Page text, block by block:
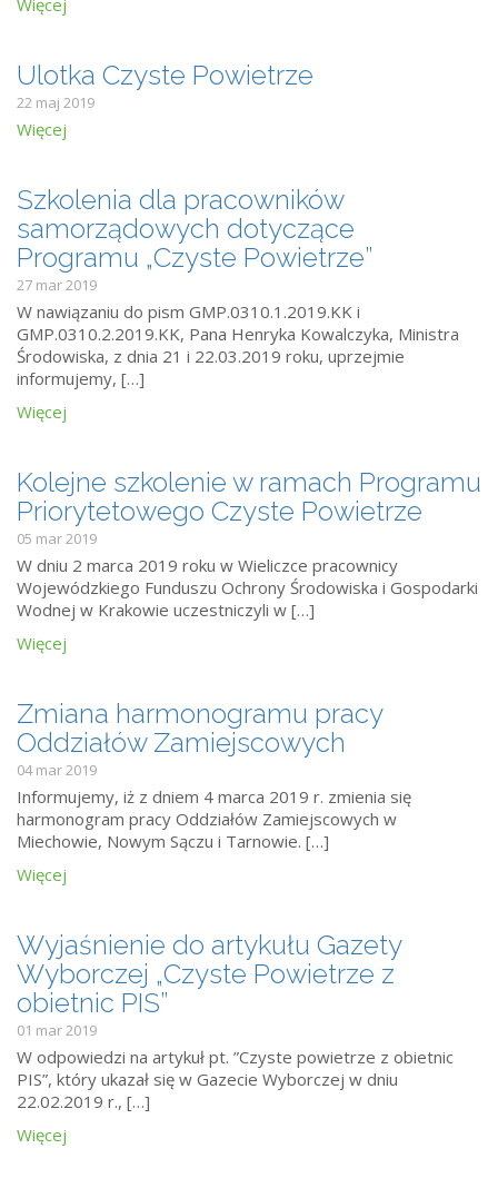
Więcej
Ulotka Czyste Powietrze
22 maj 2019
Więcej
Szkolenia dla pracowników
samorządowych dotyczące
Programu „Czyste Powietrze”
27 mar 2019
W nawiązaniu do pism GMP.0310.1.2019.KK i
GMP.0310.2.2019.KK, Pana Henryka Kowalczyka, Ministra
Środowiska, z dnia 21 i 22.03.2019 roku, uprzejmie
informujemy, […]
Więcej
Kolejne szkolenie w ramach Programu
Priorytetowego Czyste Powietrze
05 mar 2019
W dniu 2 marca 2019 roku w Wieliczce pracownicy
Wojewódzkiego Funduszu Ochrony Środowiska i Gospodarki
Wodnej w Krakowie uczestniczyli w […]
Więcej
Zmiana harmonogramu pracy
Oddziałów Zamiejscowych
04 mar 2019
Informujemy, iż z dniem 4 marca 2019 r. zmienia się
harmonogram pracy Oddziałów Zamiejscowych w
Miechowie, Nowym Sączu i Tarnowie. […]
Więcej
Wyjaśnienie do artykułu Gazety
Wyborczej „Czyste Powietrze z
obietnic PIS”
01 mar 2019
W odpowiedzi na artykuł pt. ”Czyste powietrze z obietnic
PIS”, który ukazał się w Gazecie Wyborczej w dniu
22.02.2019 r., […]
Więcej